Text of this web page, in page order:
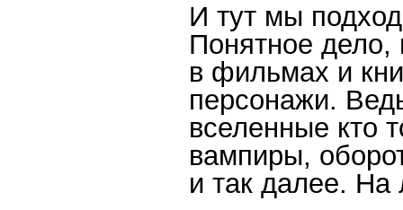
И тут мы
Понятное дело,
в фильмах и
персонажи.
вселенные кто
вампиры,
и так далее. На